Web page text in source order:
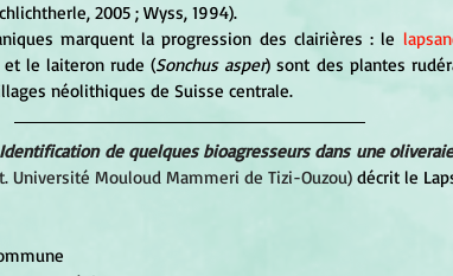
2005 ; Wyss, 1994).
marquent la progression des clairières : le
et le laiteron rude (Sonchus asper) sont des plantes
néolithiques de Suisse centrale.
Identification de quelques bioagresseurs dans une
Université Mouloud Mammeri de Tizi-Ouzou) décrit le